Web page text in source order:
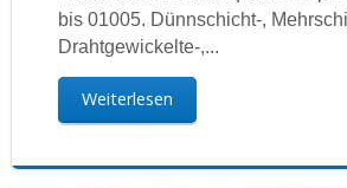
bis 01005. Dünnschicht-,
Drahtgewickelte-,...
Weiterlesen